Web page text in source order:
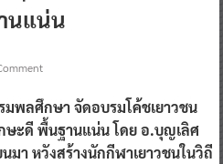
นแน่น
มพลศึกษา จัดอบรมโค้ชเยาวชน
ะดี พื้นฐานแน่น โดย อ.บุญเลิศ
า หวังสร้างนักกีฬาเยาวชนในวิถี